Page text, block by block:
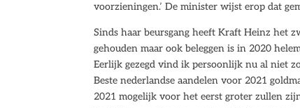
voorzieningen.’ De minister wijst erop dat
Sinds haar beursgang heeft Kraft Heinz het
gehouden maar ook beleggen is in 2020
Eerlijk gezegd vind ik persoonlijk nu al niet
Beste nederlandse aandelen voor 2021
2021 mogelijk voor het eerst groter zullen